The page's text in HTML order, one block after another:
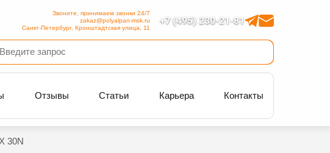
+7 (495) 230-21-81
Звоните, принимаем звонки 24/7
zakaz@polyalpan-msk.ru
Санкт-Петербург, Кронштадтская улица, 11
Отзывы Статьи Карьера Контакты
30N